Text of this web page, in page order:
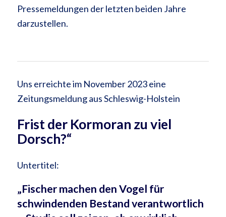
Pressemeldungen der letzten beiden Jahre
darzustellen.
Uns erreichte im November 2023 eine
Zeitungsmeldung aus Schleswig-Holstein
Frist der Kormoran zu viel
Dorsch?“
Untertitel:
„Fischer machen den Vogel für
schwindenden Bestand verantwortlich